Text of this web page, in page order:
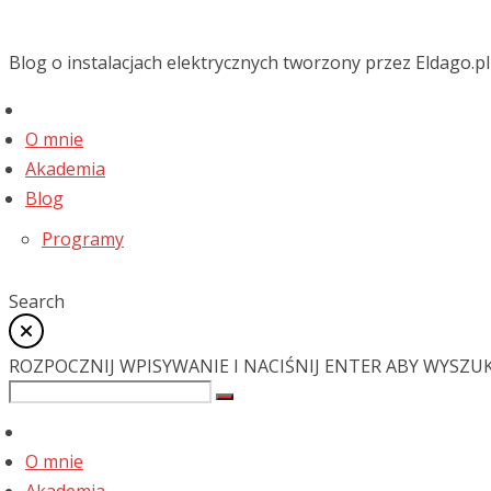
Blog o instalacjach elektrycznych tworzony przez Eldago.pl
O mnie
Akademia
Blog
Programy
Search
ROZPOCZNIJ WPISYWANIE I NACIŚNIJ ENTER ABY
O mnie